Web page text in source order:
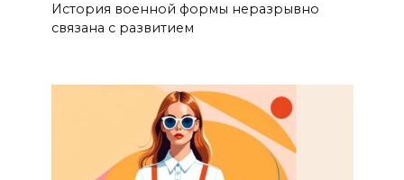
История военной формы неразрывно
связана с развитием